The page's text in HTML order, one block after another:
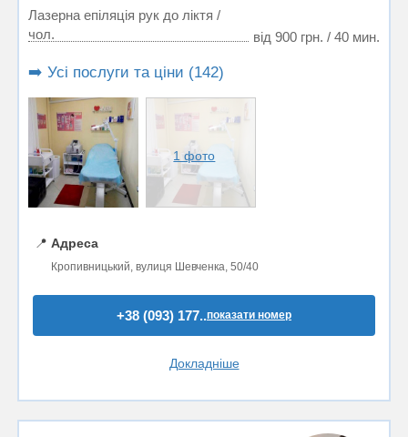
Лазерна епіляція рук до ліктя /
чол.
від 900 грн. / 40 мин.
➡️ Усі послуги та ціни (142)
1 фото
📍 Адреса
Кропивницький, вулиця Шевченка, 50/40
+38 (093) 177..показати номер
Докладніше